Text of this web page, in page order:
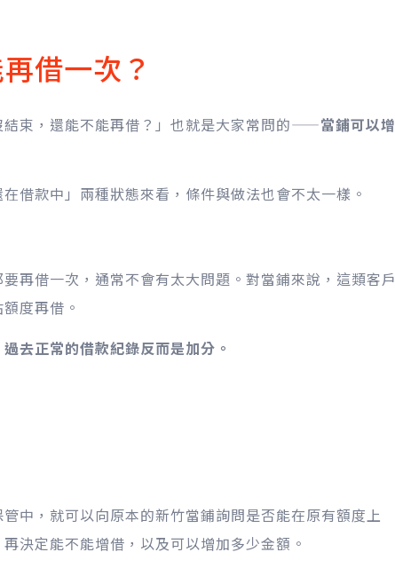
借一次？
束，還能不能再借？」也就是大家常問的——當鋪可以增
借款中」兩種狀態來看，條件與做法也會不太一樣。
再借一次，通常不會有太大問題。對當鋪來說，這類客戶
度再借。
去正常的借款紀錄反而是加分。
中，就可以向原本的新竹當鋪詢問是否能在原有額度上
決定能不能增借，以及可以增加多少金額。